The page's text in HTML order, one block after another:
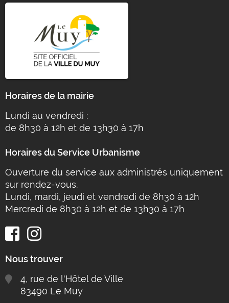
Horaires de la mairie
Lundi au vendredi :
de 8h30 à 12h et de 13h30 à 17h
Horaires du Service Urbanisme
Ouverture du service aux administrés uniquement
sur rendez-vous.
Lundi, mardi, jeudi et vendredi de 8h30 à 12h
Mercredi de 8h30 à 12h et de 13h30 à 17h
Nous trouver
4, rue de l'Hôtel de Ville
83490 Le Muy